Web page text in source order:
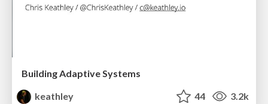
Building Adaptive Systems
keathley
44 3.2k